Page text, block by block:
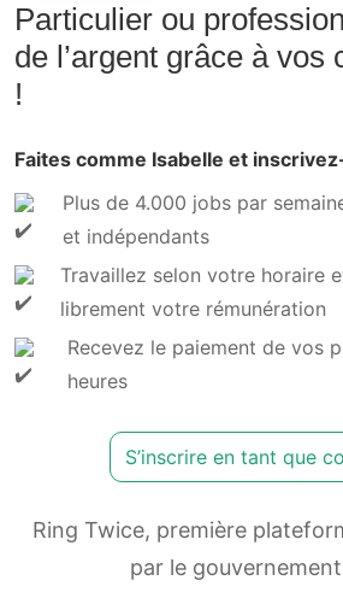
Particulier ou
de l’argent grâce à vos
!
Faites comme Isabelle et
Plus de 4.000 jobs par
et indépendants
Travaillez selon votre horaire
librement votre rémunération
Recevez le paiement de vos
heures
S’inscrire en tant que
Ring Twice, première
par le gouvernement